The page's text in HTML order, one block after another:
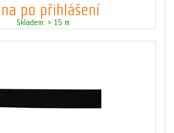
po přihlášení
Skladem: > 15 m